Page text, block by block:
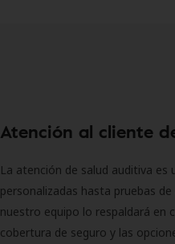
Atención al cliente
La atención de salud auditiva es
personalizadas hasta pruebas
nuestro equipo lo respaldará en
cobertura de seguro y las